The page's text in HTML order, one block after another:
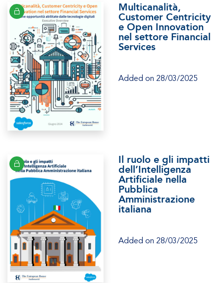
Multicanalità,
Customer Centricity
e Open Innovation
nel settore Financial
Services
Added on 28/03/2025
Il ruolo e gli impatti
dell’Intelligenza
Artificiale nella
Pubblica
Amministrazione
italiana
Added on 28/03/2025